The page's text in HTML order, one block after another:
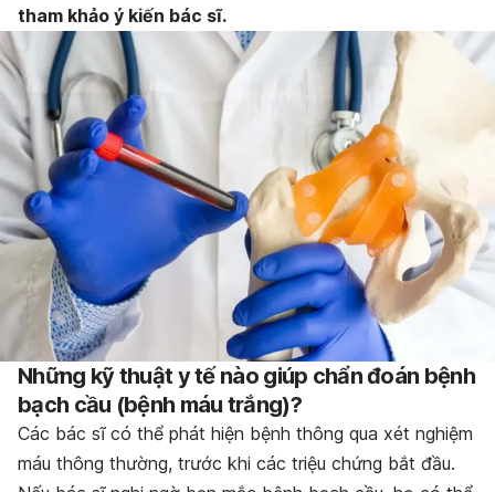
tham khảo ý kiến bác sĩ.
Những kỹ thuật y tế nào giúp chẩn đoán bệnh
bạch cầu (bệnh máu trắng)?
Các bác sĩ có thể phát hiện bệnh thông qua xét nghiệm
máu thông thường, trước khi các triệu chứng bắt đầu.